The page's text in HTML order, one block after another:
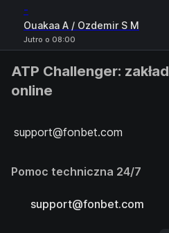
-
Ouakaa A / Ozdemir S M
Jutro o 08:00
ATP Challenger:
online
support@fonbet.com
Pomoc techniczna 24/7
support@fonbet.com